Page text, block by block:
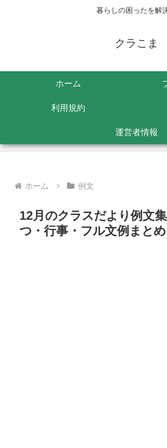
暮らしの困ったを解
クラこま
ホーム
利用規約
運営者情報
ホーム 例文
12月のクラスだより例文
つ・行事・フル文例まとめ